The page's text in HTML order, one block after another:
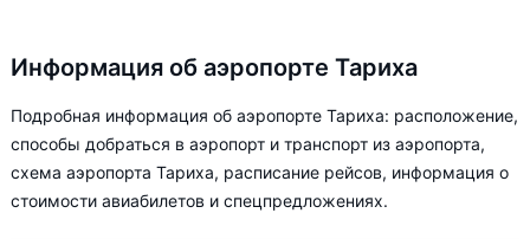
Информация об аэропорте Тариха
Подробная информация об аэропорте Тариха: расположение,
способы добраться в аэропорт и транспорт из аэропорта,
схема аэропорта Тариха, расписание рейсов, информация о
стоимости авиабилетов и спецпредложениях.